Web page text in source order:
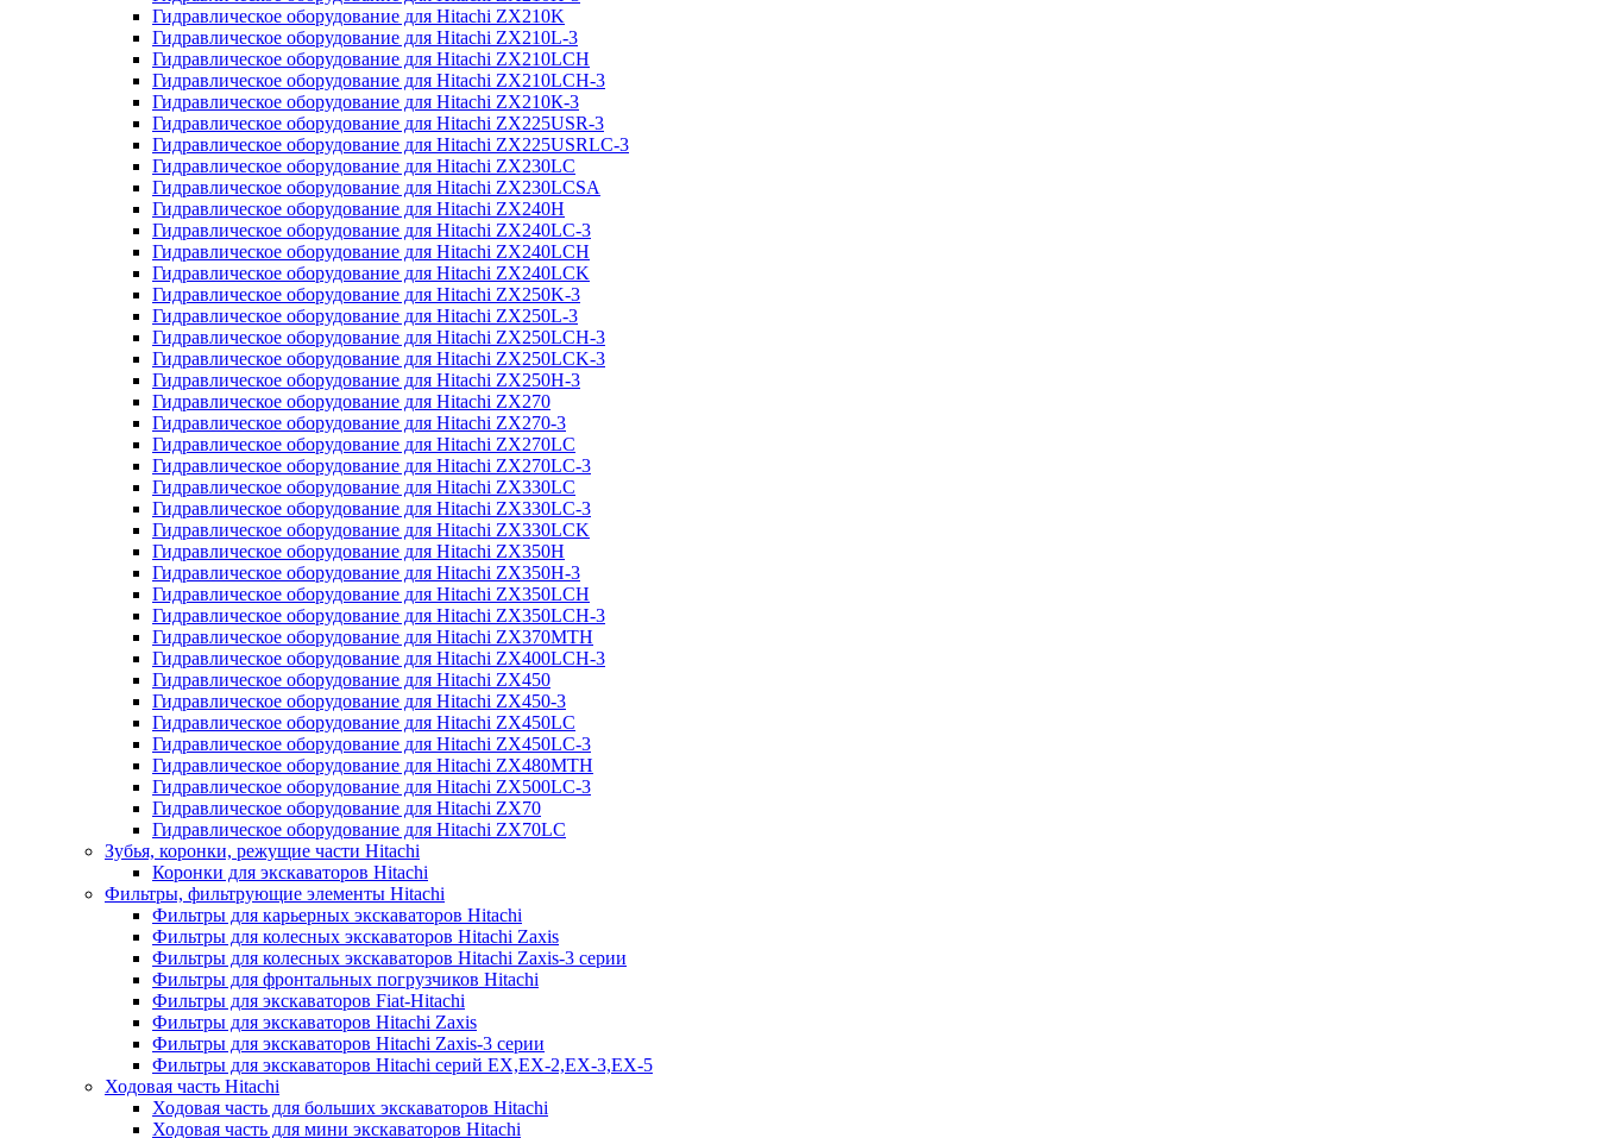
Гидравлическое оборудование для Hitachi ZX210K
Гидравлическое оборудование для Hitachi ZX210L-3
Гидравлическое оборудование для Hitachi ZX210LCH
Гидравлическое оборудование для Hitachi ZX210LCH-3
Гидравлическое оборудование для Hitachi ZX210К-3
Гидравлическое оборудование для Hitachi ZX225USR-3
Гидравлическое оборудование для Hitachi ZX225USRLC-3
Гидравлическое оборудование для Hitachi ZX230LC
Гидравлическое оборудование для Hitachi ZX230LCSA
Гидравлическое оборудование для Hitachi ZX240H
Гидравлическое оборудование для Hitachi ZX240LC-3
Гидравлическое оборудование для Hitachi ZX240LCH
Гидравлическое оборудование для Hitachi ZX240LCK
Гидравлическое оборудование для Hitachi ZX250K-3
Гидравлическое оборудование для Hitachi ZX250L-3
Гидравлическое оборудование для Hitachi ZX250LCH-3
Гидравлическое оборудование для Hitachi ZX250LCK-3
Гидравлическое оборудование для Hitachi ZX250Н-3
Гидравлическое оборудование для Hitachi ZX270
Гидравлическое оборудование для Hitachi ZX270-3
Гидравлическое оборудование для Hitachi ZX270LC
Гидравлическое оборудование для Hitachi ZX270LC-3
Гидравлическое оборудование для Hitachi ZX330LC
Гидравлическое оборудование для Hitachi ZX330LC-3
Гидравлическое оборудование для Hitachi ZX330LCK
Гидравлическое оборудование для Hitachi ZX350H
Гидравлическое оборудование для Hitachi ZX350H-3
Гидравлическое оборудование для Hitachi ZX350LCH
Гидравлическое оборудование для Hitachi ZX350LCH-3
Гидравлическое оборудование для Hitachi ZX370MTH
Гидравлическое оборудование для Hitachi ZX400LCH-3
Гидравлическое оборудование для Hitachi ZX450
Гидравлическое оборудование для Hitachi ZX450-3
Гидравлическое оборудование для Hitachi ZX450LC
Гидравлическое оборудование для Hitachi ZX450LC-3
Гидравлическое оборудование для Hitachi ZX480MTH
Гидравлическое оборудование для Hitachi ZX500LC-3
Гидравлическое оборудование для Hitachi ZX70
Гидравлическое оборудование для Hitachi ZX70LC
Зубья, коронки, режущие части Hitachi
Коронки для экскаваторов Hitachi
Фильтры, фильтрующие элементы Hitachi
Фильтры для карьерных экскаваторов Hitachi
Фильтры для колесных экскаваторов Hitachi Zaxis
Фильтры для колесных экскаваторов Hitachi Zaxis-3 серии
Фильтры для фронтальных погрузчиков Hitachi
Фильтры для экскаваторов Fiat-Hitachi
Фильтры для экскаваторов Hitachi Zaxis
Фильтры для экскаваторов Hitachi Zaxis-3 серии
Фильтры для экскаваторов Hitachi серий EX,EX-2,EX-3,EX-5
Ходовая часть Hitachi
Ходовая часть для больших экскаваторов Hitachi
Ходовая часть для мини экскаваторов Hitachi